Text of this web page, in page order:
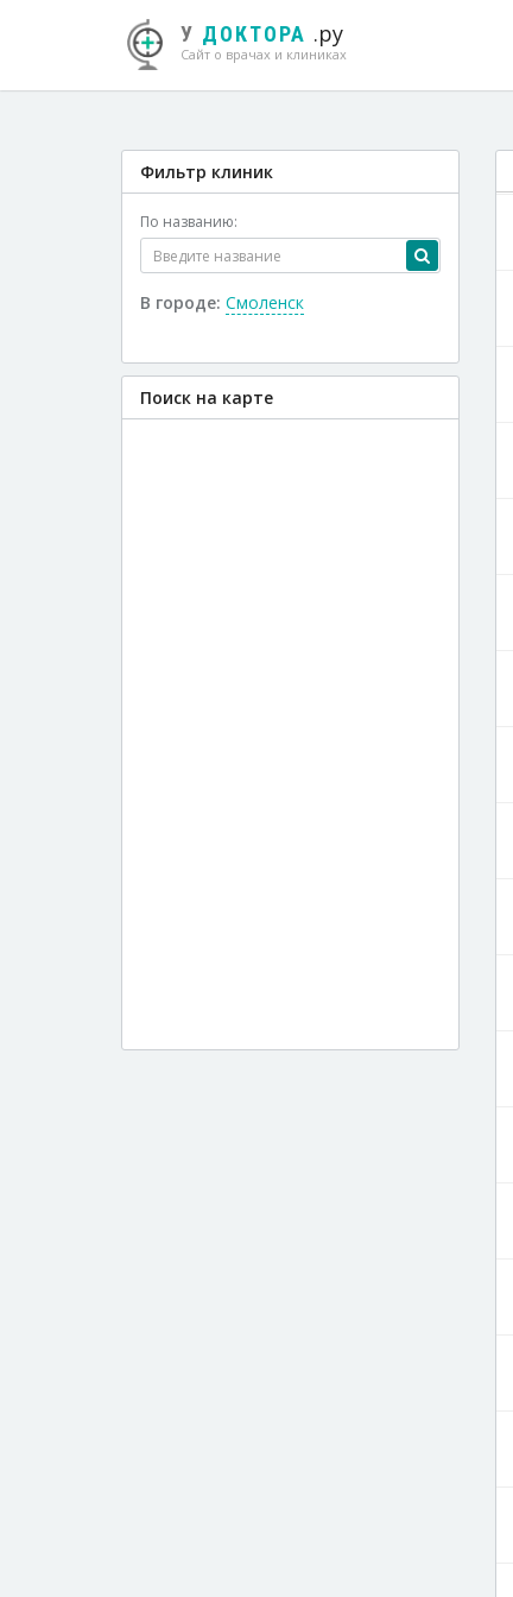
У ДОКТОРА .ру
Сайт о врачах и клиниках
Фильтр клиник
По названию:
В городе: Смоленск
Поиск на карте